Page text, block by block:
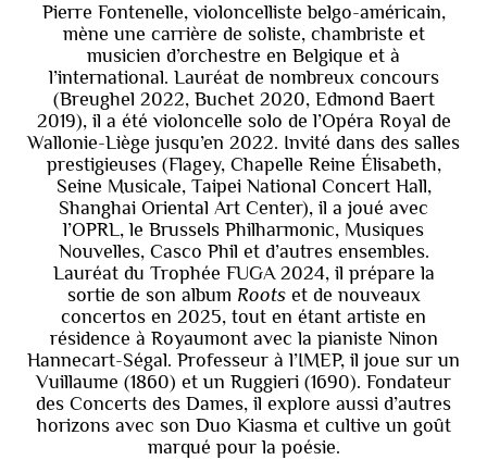
Pierre Fontenelle, violoncelliste belgo-américain,
mène une carrière de soliste, chambriste et
musicien d’orchestre en Belgique et à
l’international. Lauréat de nombreux concours
(Breughel 2022, Buchet 2020, Edmond Baert
2019), il a été violoncelle solo de l’Opéra Royal de
Wallonie-Liège jusqu’en 2022. Invité dans des salles
prestigieuses (Flagey, Chapelle Reine Élisabeth,
Seine Musicale, Taipei National Concert Hall,
Shanghai Oriental Art Center), il a joué avec
l’OPRL, le Brussels Philharmonic, Musiques
Nouvelles, Casco Phil et d’autres ensembles.
Lauréat du Trophée FUGA 2024, il prépare la
sortie de son album Rootset de nouveaux
concertos en 2025, tout en étant artiste en
résidence à Royaumont avec la pianiste Ninon
Hannecart-Ségal. Professeur à l’IMEP, il joue sur un
Vuillaume (1860) et un Ruggieri (1690). Fondateur
des Concerts des Dames, il explore aussi d’autres
horizons avec son Duo Kiasma et cultive un goût
marqué pour la poésie.